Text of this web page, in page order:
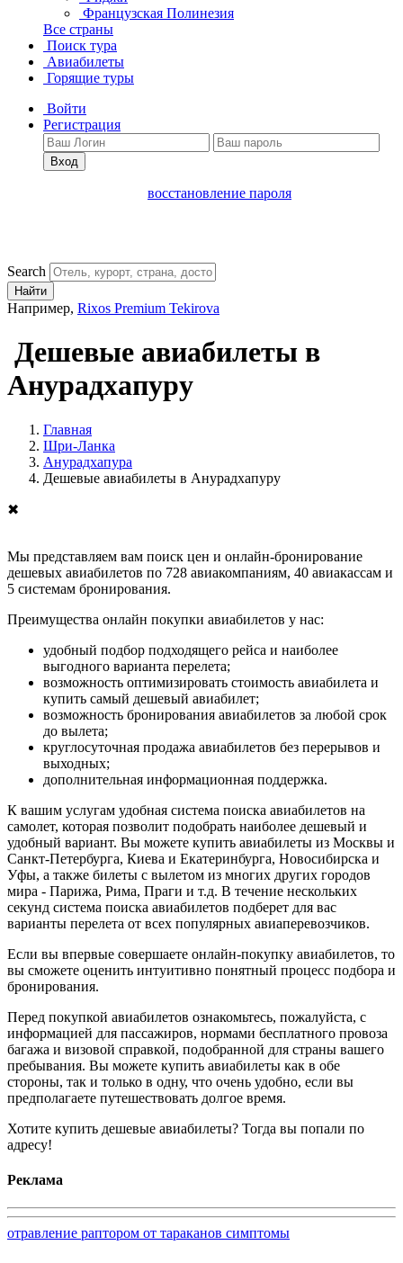
Французская Полинезия
Все страны
Поиск тура
Авиабилеты
Горящие туры
Войти
Регистрация
Вход
восстановление пароля
Search
Найти
Например, Rixos Premium Tekirova
Дешевые авиабилеты в
Анурадхапуру
Главная
Шри-Ланка
Анурадхапура
Дешевые авиабилеты в Анурадхапуру
✖
Мы представляем вам поиск цен и онлайн-бронирование
дешевых авиабилетов по 728 авиакомпаниям, 40 авиакассам и
5 системам бронирования.
Преимущества онлайн покупки авиабилетов у нас:
удобный подбор подходящего рейса и наиболее
выгодного варианта перелета;
возможность оптимизировать стоимость авиабилета и
купить самый дешевый авиабилет;
возможность бронирования авиабилетов за любой срок
до вылета;
круглосуточная продажа авиабилетов без перерывов и
выходных;
дополнительная информационная поддержка.
К вашим услугам удобная система поиска авиабилетов на
самолет, которая позволит подобрать наиболее дешевый и
удобный вариант. Вы можете купить авиабилеты из Москвы и
Санкт-Петербурга, Киева и Екатеринбурга, Новосибирска и
Уфы, а также билеты с вылетом из многих других городов
мира - Парижа, Рима, Праги и т.д. В течение нескольких
секунд система поиска авиабилетов подберет для вас
варианты перелета от всех популярных авиаперевозчиков.
Если вы впервые совершаете онлайн-покупку авиабилетов, то
вы сможете оценить интуитивно понятный процесс подбора и
бронирования.
Перед покупкой авиабилетов ознакомьтесь, пожалуйста, с
информацией для пассажиров, нормами бесплатного провоза
багажа и визовой справкой, подобранной для страны вашего
пребывания. Вы можете купить авиабилеты как в обе
стороны, так и только в одну, что очень удобно, если вы
предполагаете путешествовать долгое время.
Хотите купить дешевые авиабилеты? Тогда вы попали по
адресу!
Реклама
отравление раптором от тараканов симптомы